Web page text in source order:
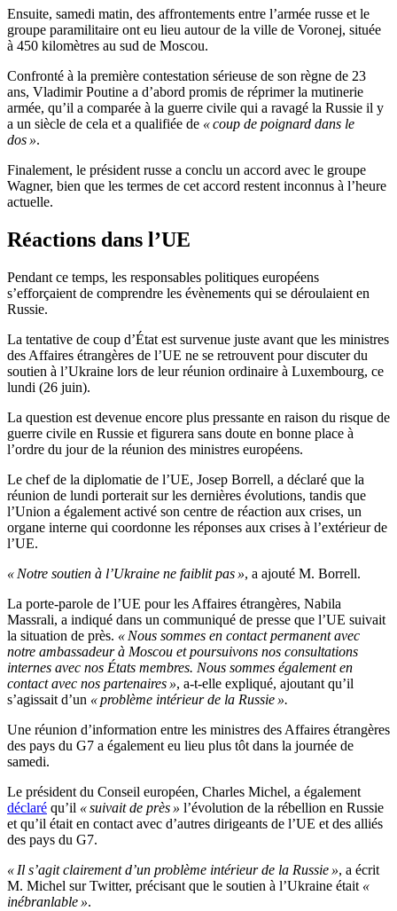
Ensuite, samedi matin, des affrontements entre l’armée russe et le
groupe paramilitaire ont eu lieu autour de la ville de Voronej, située
à 450 kilomètres au sud de Moscou.
Confronté à la première contestation sérieuse de son règne de 23
ans, Vladimir Poutine a d’abord promis de réprimer la mutinerie
armée, qu’il a comparée à la guerre civile qui a ravagé la Russie il y
a un siècle de cela et a qualifiée de « coup de poignard dans le
dos ».
Finalement, le président russe a conclu un accord avec le groupe
Wagner, bien que les termes de cet accord restent inconnus à l’heure
actuelle.
Réactions dans l’UE
Pendant ce temps, les responsables politiques européens
s’efforçaient de comprendre les évènements qui se déroulaient en
Russie.
La tentative de coup d’État est survenue juste avant que les ministres
des Affaires étrangères de l’UE ne se retrouvent pour discuter du
soutien à l’Ukraine lors de leur réunion ordinaire à Luxembourg, ce
lundi (26 juin).
La question est devenue encore plus pressante en raison du risque de
guerre civile en Russie et figurera sans doute en bonne place à
l’ordre du jour de la réunion des ministres européens.
Le chef de la diplomatie de l’UE, Josep Borrell, a déclaré que la
réunion de lundi porterait sur les dernières évolutions, tandis que
l’Union a également activé son centre de réaction aux crises, un
organe interne qui coordonne les réponses aux crises à l’extérieur de
l’UE.
« Notre soutien à l’Ukraine ne faiblit pas », a ajouté M. Borrell.
La porte-parole de l’UE pour les Affaires étrangères, Nabila
Massrali, a indiqué dans un communiqué de presse que l’UE suivait
la situation de près. « Nous sommes en contact permanent avec
notre ambassadeur à Moscou et poursuivons nos consultations
internes avec nos États membres. Nous sommes également en
contact avec nos partenaires », a-t-elle expliqué, ajoutant qu’il
s’agissait d’un « problème intérieur de la Russie ».
Une réunion d’information entre les ministres des Affaires étrangères
des pays du G7 a également eu lieu plus tôt dans la journée de
samedi.
Le président du Conseil européen, Charles Michel, a également
déclaré qu’il « suivait de près » l’évolution de la rébellion en Russie
et qu’il était en contact avec d’autres dirigeants de l’UE et des alliés
des pays du G7.
« Il s’agit clairement d’un problème intérieur de la Russie », a écrit
M. Michel sur Twitter, précisant que le soutien à l’Ukraine était «
inébranlable ».